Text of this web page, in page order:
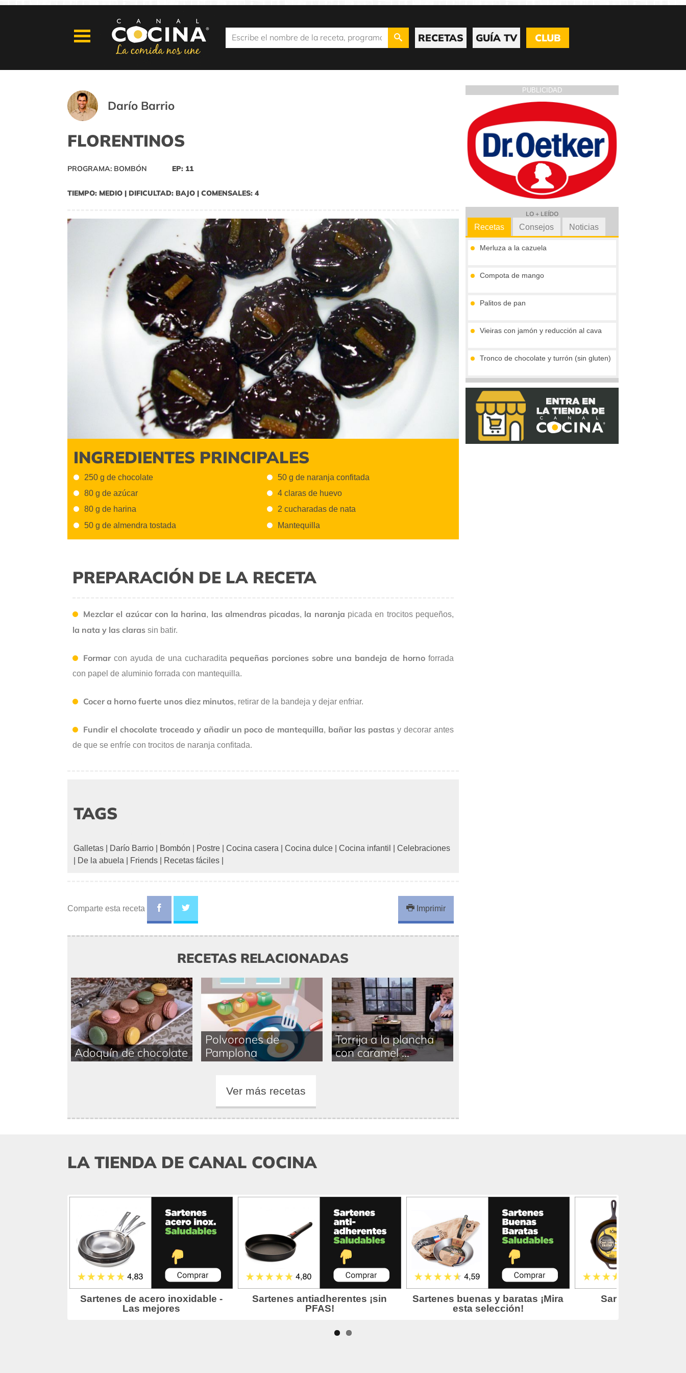
RECETAS GUÍA TV CLUB
Darío Barrio
FLORENTINOS
PROGRAMA: BOMBÓN EP: 11
TIEMPO: MEDIO | DIFICULTAD: BAJO | COMENSALES: 4
INGREDIENTES PRINCIPALES
250 g de chocolate
80 g de azúcar
80 g de harina
50 g de almendra tostada
50 g de naranja confitada
4 claras de huevo
2 cucharadas de nata
Mantequilla
PREPARACIÓN DE LA RECETA
Mezclar el azúcar con la harina, las almendras picadas, la naranja picada en trocitos pequeños,
la nata y las claras sin batir.
Formarcon ayuda de una cucharadita pequeñas porciones sobre una bandeja de horno forrada
con papel de aluminio forrada con mantequilla.
Cocer a horno fuerte unos diez minutos, retirar de la bandeja y dejar enfriar.
Fundir el chocolate troceado y añadir un poco de mantequilla, bañar las pastas y decorar antes
de que se enfríe con trocitos de naranja confitada.
TAGS
Galletas Darío Barrio Bombón Postre Cocina casera Cocina dulce Cocina infantil
Celebraciones
De la abuela Friends Recetas fáciles
Comparte esta receta Imprimir
RECETAS RELACIONADAS
Adoquín de chocolate
Polvorones de
Pamplona
Torrija a la plancha
con caramel ...
Ver más recetas
PUBLICIDAD
LO + LEÍDO
Recetas
Merluza a la cazuela
Compota de mango
Palitos de pan
Vieiras con jamón y reducción al cava
Tronco de chocolate y turrón (sin gluten)
Gofres belgas
Consejos Noticias
LA TIENDA DE CANAL COCINA